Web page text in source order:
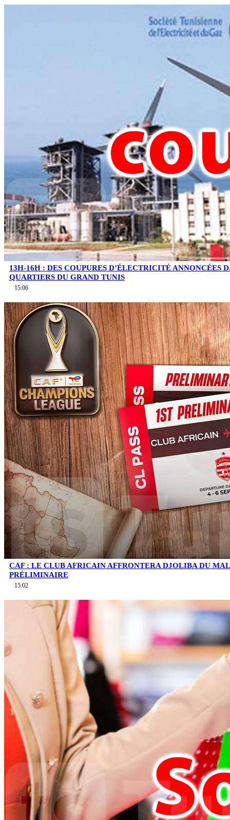
13H-16H : DES COUPURES D’ÉLECTRICITÉ ANNONCÉES
QUARTIERS DU GRAND TUNIS
15:06
CAF : LE CLUB AFRICAIN AFFRONTERA DJOLIBA DU
PRÉLIMINAIRE
15:02